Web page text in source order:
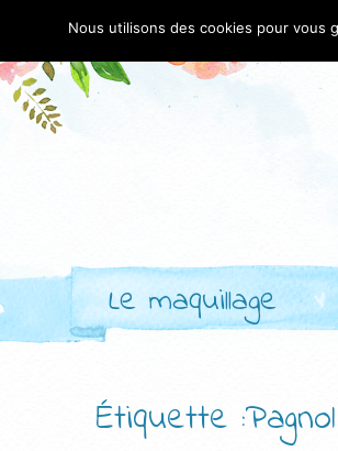
Le maquillage
Étiquette :Pagnol
Nous utilisons des cookies pour vous